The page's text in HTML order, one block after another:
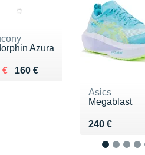
Azura
160 €
de 160 €
€ 118 €
Asics
Megablast
240 €
Vendu 240 €